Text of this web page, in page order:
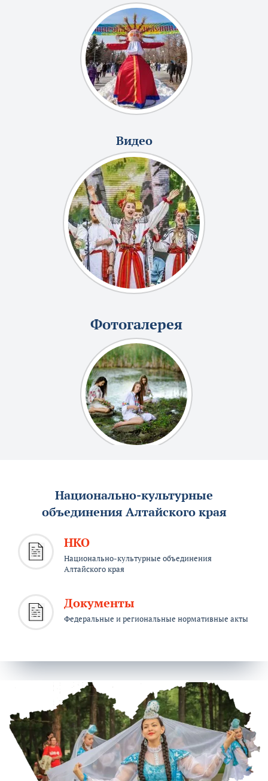
Видео
Фотогалерея
Национально-культурные
объединения Алтайского края
НКО
Национально-культурные объединения
Алтайского края
Документы
Федеральные и региональные нормативные акты